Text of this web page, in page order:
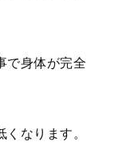
で身体が完全
なります。